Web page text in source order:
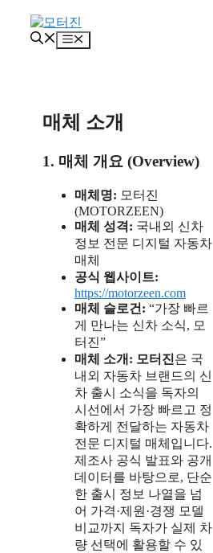
메
매체 소개
1. 매체 개요 (Overview)
매체명: 모터진
(MOTORZEEN)
매체 성격: 국내외 신차
정보 전문 디지털 자동차
매체
공식 웹사이트:
https://motorzeen.com
매체 슬로건: “가장 빠르
게 만나는 신차 소식, 모
터진”
매체 소개: 모터진은 국
내외 자동차 브랜드의 신
차 출시 소식을 독자의
시선에서 가장 빠르고 정
확하게 전달하는 자동차
전문 디지털 매체입니다.
제조사 공식 발표와 공개
데이터를 바탕으로, 단순
한 출시 정보 나열을 넘
어 가격·제원·경쟁 모델
비교까지 독자가 실제 차
량 선택에 활용할 수 있